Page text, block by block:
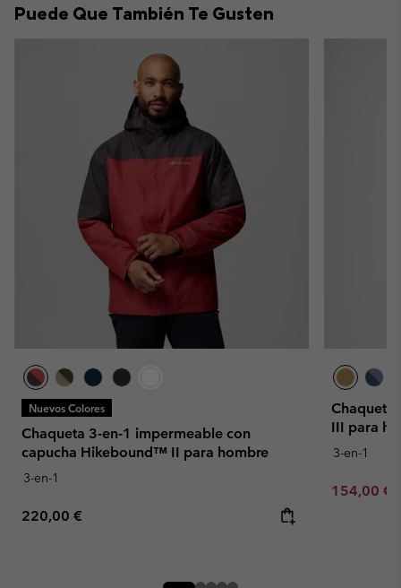
Puede Que También Te Gusten
Nuevos Colores
Chaqueta 3-en-1 impermeable con
capucha Hikebound™ II para hombre
3-en-1
Regular price:
220,00 €
III para
3-en-1
Sale price:
154,00 €